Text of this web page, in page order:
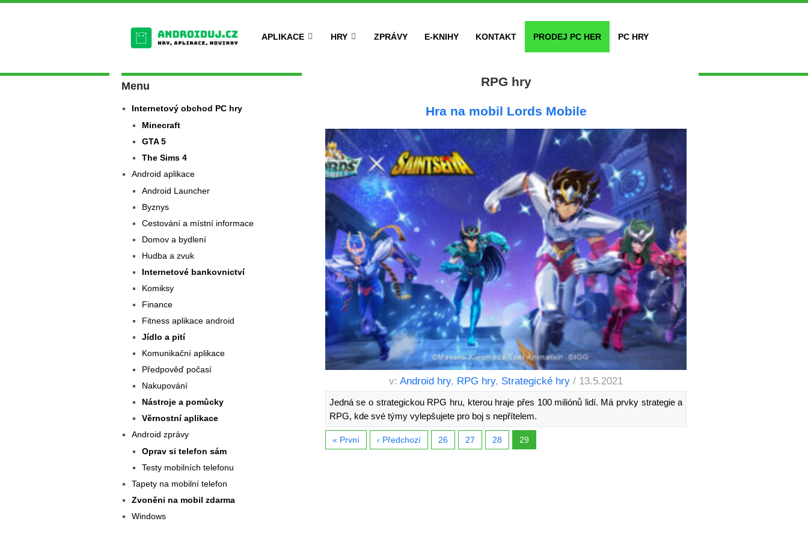
APLIKACE HRY ZPRÁVY E-KNIHY KONTAKT PRODEJ PC HER PC HRY
RPG hry
Hra na mobil Lords Mobile
v:Android hry, RPG hry, Strategické hry / 13.5.2021
Jedná se o strategickou RPG hru, kterou hraje přes 100 miliónů lidí. Má prvky strategie a
RPG, kde své týmy vylepšujete pro boj s nepřítelem.
« První ‹ Předchozí 26 27 28 29
Menu
Internetový obchod PC hry
Minecraft
GTA 5
The Sims 4
Android aplikace
Android Launcher
Byznys
Cestování a místní informace
Domov a bydlení
Hudba a zvuk
Internetové bankovnictví
Komiksy
Finance
Fitness aplikace android
Jídlo a pití
Komunikační aplikace
Předpověď počasí
Nakupování
Nástroje a pomůcky
Věrnostní aplikace
Android zprávy
Oprav si telefon sám
Testy mobilních telefonu
Tapety na mobilní telefon
Zvoněni na mobil zdarma
Windows